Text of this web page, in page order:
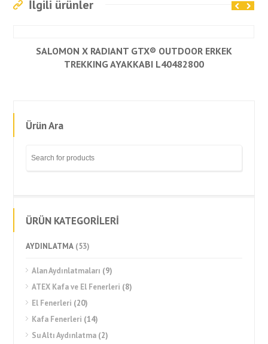
İlgili ürünler
SALOMON X RADIANT GTX® OUTDOOR ERKEK
TREKKING AYAKKABI L40482800
Ürün Ara
ÜRÜN KATEGORİLERİ
AYDINLATMA (53)
Alan Aydınlatmaları (9)
ATEX Kafa ve El Fenerleri (8)
El Fenerleri (20)
Kafa Fenerleri (14)
Su Altı Aydınlatma (2)